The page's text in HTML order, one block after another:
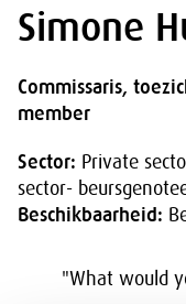
Simone
Commissaris,
member
Sector: Private
sector-
Beschikbaarheid:
"What would